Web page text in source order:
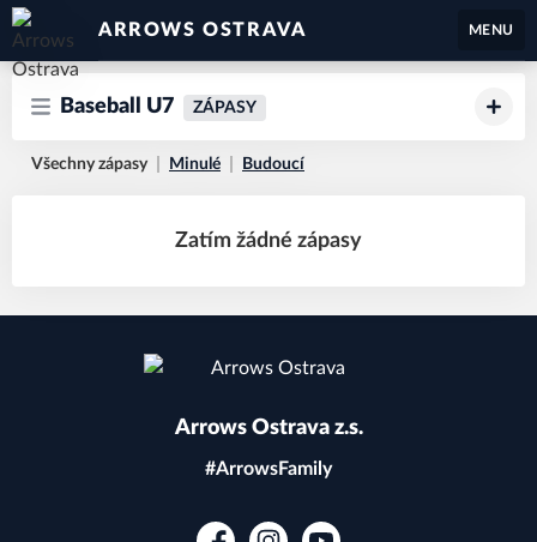
ARROWS OSTRAVA MENU
Baseball U7 ZÁPASY
Všechny zápasy Minulé Budoucí
Zatím žádné zápasy
Arrows Ostrava z.s.
#ArrowsFamily